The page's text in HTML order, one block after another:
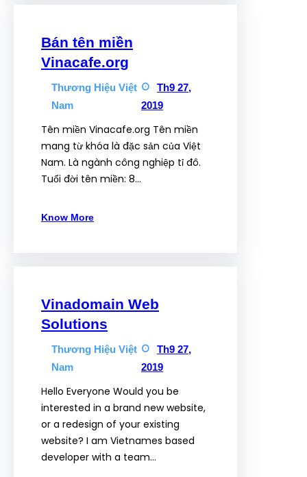
Bán tên miền
Vinacafe.org
Thương Hiệu Việt
Nam
Th9 27,
2019
Tên miền Vinacafe.org Tên miền
mang từ khóa là đặc sản của Việt
Nam. Là ngành công nghiệp tỉ đô.
Tuổi đời tên miền: 8…
Know More
Vinadomain Web
Solutions
Thương Hiệu Việt
Nam
Th9 27,
2019
Hello Everyone Would you be
interested in a brand new website,
or a redesign of your existing
website? I am Vietnames based
developer with a team…